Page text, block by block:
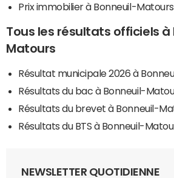
Prix immobilier à Bonneuil-Matours
Tous les résultats officiels à
Matours
Résultat municipale 2026 à
Résultats du bac à Bonneuil-
Résultats du brevet à Bonneuil-
Résultats du BTS à Bonneuil-
NEWSLETTER QUOTIDIENNE